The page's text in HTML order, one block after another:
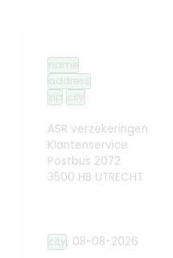
name
address
zip city
ASR verzekeringen
Klantenservice
Postbus 2072
3500 HB UTRECHT
city, 08-08-2026